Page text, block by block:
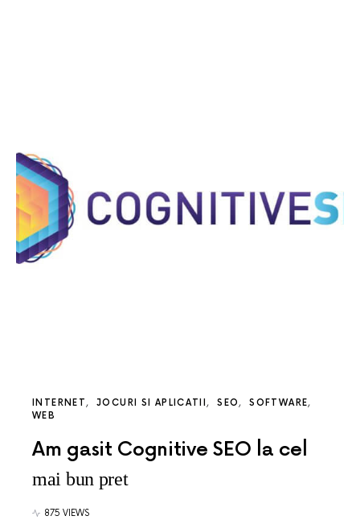
INTERNET JOCURI SI APLICATII SEO
SOFTWARE
WEB
Am gasit Cognitive SEO la cel
mai bun pret
875 VIEWS